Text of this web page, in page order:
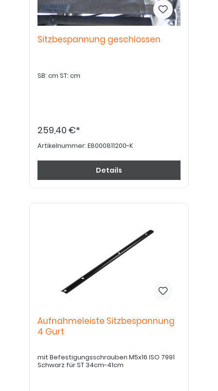
Sitzbespannung geschlossen
SB: cm ST: cm
259,40 €*
Artikelnummer: E8000811200-K
Details
Aufnahmeleiste Sitzbespannung
4 Gurt
mit Befestigungsschrauben M5x16 ISO 7991
Schwarz für ST 34cm-41cm